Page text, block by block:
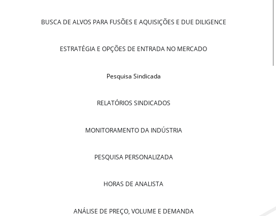
BUSCA DE ALVOS PARA FUSÕES E AQUISIÇÕES E DUE DILIGENCE
ESTRATÉGIA E OPÇÕES DE ENTRADA NO MERCADO
Pesquisa Sindicada
RELATÓRIOS SINDICADOS
MONITORAMENTO DA INDÚSTRIA
PESQUISA PERSONALIZADA
HORAS DE ANALISTA
ANÁLISE DE PREÇO, VOLUME E DEMANDA